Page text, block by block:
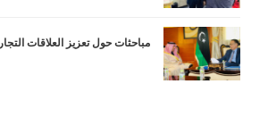
مباحثات حول تعزيز العلاقات